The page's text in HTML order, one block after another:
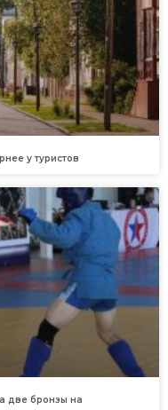
у туристов
две бронзы на